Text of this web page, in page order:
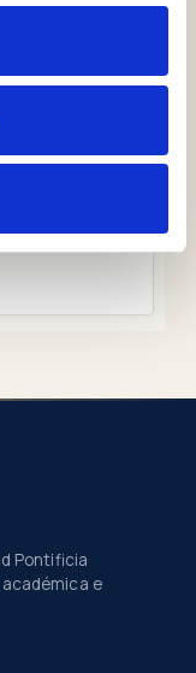
Pontificia
e